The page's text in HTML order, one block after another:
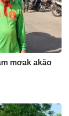
mơak akâo